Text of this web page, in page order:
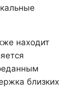
находит
близких